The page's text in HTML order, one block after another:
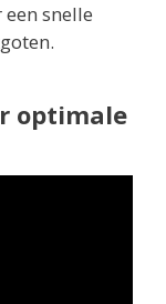
snelle
optimale